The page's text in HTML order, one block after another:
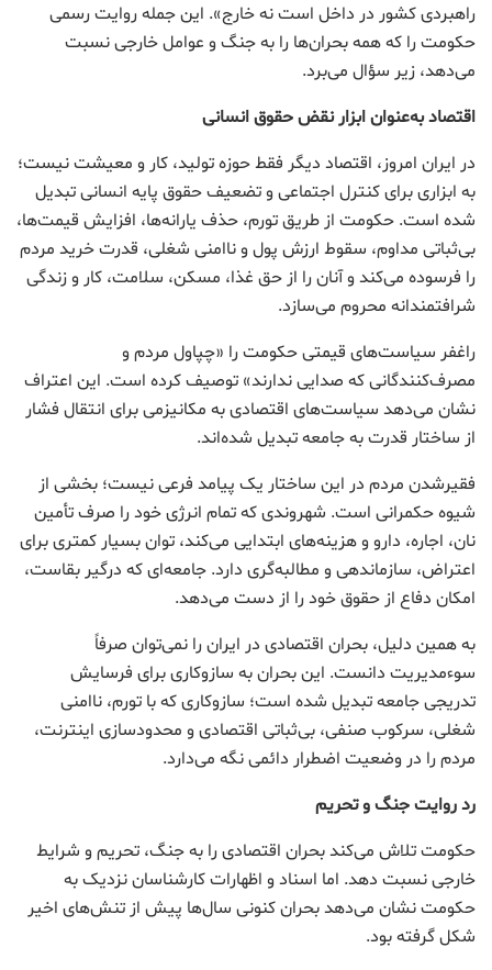
راهبردی کشور در داخل است نه خارج». این جمله روایت رسمی
حکومت را که همه بحران‌ها را به جنگ و عوامل خارجی نسبت
می‌دهد، زیر سؤال می‌برد.
اقتصاد به‌عنوان ابزار نقض حقوق انسانی
در ایران امروز، اقتصاد دیگر فقط حوزه تولید، کار و معیشت نیست؛
به ابزاری برای کنترل اجتماعی و تضعیف حقوق پایه انسانی تبدیل
شده است. حکومت از طریق تورم، حذف یارانه‌ها، افزایش قیمت‌ها،
بی‌ثباتی مداوم، سقوط ارزش پول و ناامنی شغلی، قدرت خرید مردم
را فرسوده می‌کند و آنان را از حق غذا، مسکن، سلامت، کار و زندگی
شرافتمندانه محروم می‌سازد.
راغفر سیاست‌های قیمتی حکومت را «چپاول مردم و
مصرف‌کنندگانی که صدایی ندارند» توصیف کرده است. این اعتراف
نشان می‌دهد سیاست‌های اقتصادی به مکانیزمی برای انتقال فشار
از ساختار قدرت به جامعه تبدیل شده‌اند.
فقیرشدن مردم در این ساختار یک پیامد فرعی نیست؛ بخشی از
شیوه حکمرانی است. شهروندی که تمام انرژی خود را صرف تأمین
نان، اجاره، دارو و هزینه‌های ابتدایی می‌کند، توان بسیار کمتری برای
اعتراض، سازماندهی و مطالبه‌گری دارد. جامعه‌ای که درگیر بقاست،
امکان دفاع از حقوق خود را از دست می‌دهد.
به همین دلیل، بحران اقتصادی در ایران را نمی‌توان صرفاً
سوءمدیریت دانست. این بحران به سازوکاری برای فرسایش
تدریجی جامعه تبدیل شده است؛ سازوکاری که با تورم، ناامنی
شغلی، سرکوب صنفی، بی‌ثباتی اقتصادی و محدودسازی اینترنت،
مردم را در وضعیت اضطرار دائمی نگه می‌دارد.
رد روایت جنگ و تحریم
حکومت تلاش می‌کند بحران اقتصادی را به جنگ، تحریم و شرایط
خارجی نسبت دهد. اما اسناد و اظهارات کارشناسان نزدیک به
حکومت نشان می‌دهد بحران کنونی سال‌ها پیش از تنش‌های اخیر
شکل گرفته بود.